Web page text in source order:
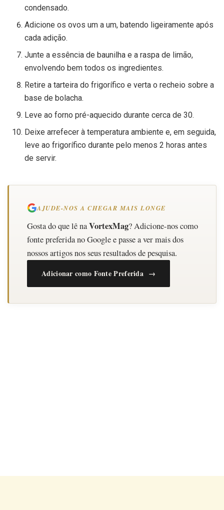
condensado.
Adicione os ovos um a um, batendo ligeiramente após
cada adição.
Junte a essência de baunilha e a raspa de limão,
envolvendo bem todos os ingredientes.
Retire a tarteira do frigorífico e verta o recheio sobre a
base de bolacha.
Leve ao forno pré-aquecido durante cerca de 30.
Deixe arrefecer à temperatura ambiente e, em seguida,
leve ao frigorífico durante pelo menos 2 horas antes
de servir.
AJUDE-NOS A CHEGAR MAIS LONGE
Gosta do que lê naVortexMag? Adicione-nos como
fonte preferida no Google e passe a ver mais dos
nossos artigos nos seus resultados de pesquisa.
Adicionar como Fonte Preferida →